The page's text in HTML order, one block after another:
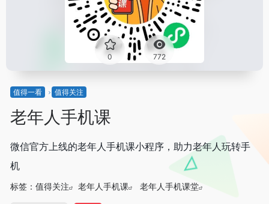
0 772
值得一看 值得关注
老年人手机课
微信官方上线的老年人手机课小程序，助力老年人玩转手
机
标签： 值得关注 老年人手机课 老年人手机课堂